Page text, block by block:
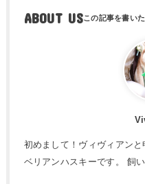
ABOUT US
初めまして！ヴィヴィアン
ベリアンハスキーです。 飼